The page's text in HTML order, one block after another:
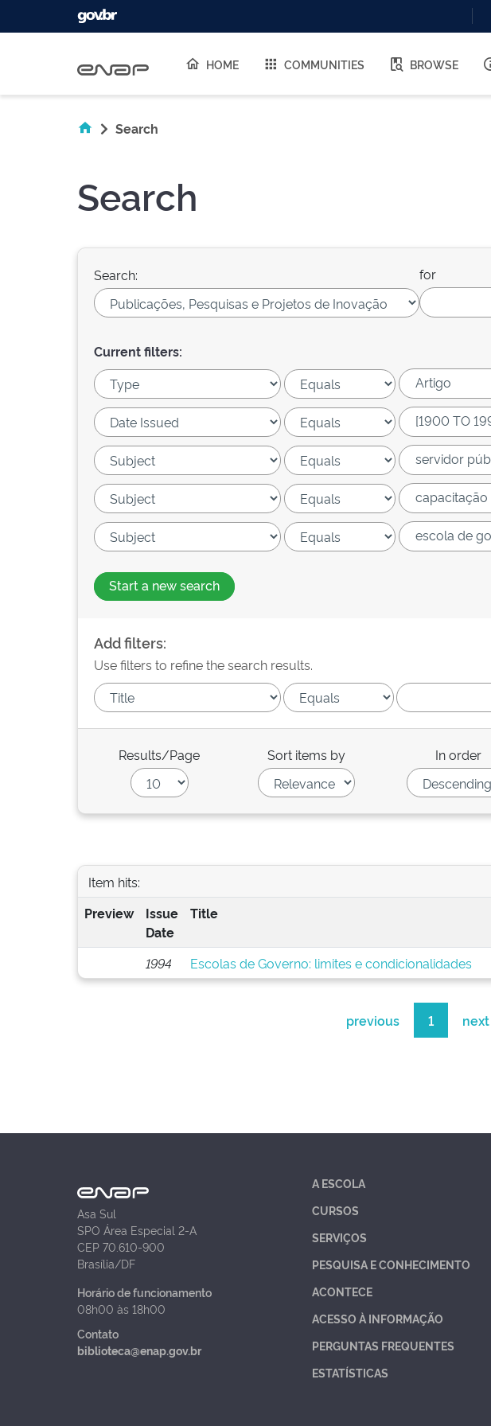
HOME COMMUNITIES BROWSE
Search
Search
Search: for
Current filters:
Start a new search
Add filters:
Use filters to refine the search results.
Results/Page Sort items by In order
Item hits:
Preview
Issue
Date
Title
1994 Escolas de Governo: limites e condicionalidades
previous 1 next
Asa Sul
SPO Área Especial 2-A
CEP 70.610-900
Brasília/DF
Horário de funcionamento
08h00 às 18h00
Contato
biblioteca@enap.gov.br
A ESCOLA
CURSOS
SERVIÇOS
PESQUISA E CONHECIMENTO
ACONTECE
ACESSO À INFORMAÇÃO
PERGUNTAS FREQUENTES
ESTATÍSTICAS